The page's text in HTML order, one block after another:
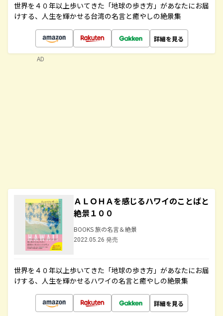
世界を４０年以上歩いてきた「地球の歩き方」があなたにお届
けする、人生を輝かせる台湾の名言と癒やしの絶景集
詳細を見る
ＡＬＯＨＡを感じるハワイのことばと
絶景１００
BOOKS 旅の名言＆絶景
2022.05.26 発売
世界を４０年以上歩いてきた「地球の歩き方」があなたにお届
けする、人生を輝かせるハワイの名言と癒やしの絶景集
詳細を見る
AD